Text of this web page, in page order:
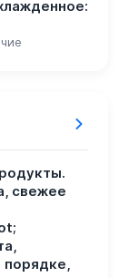
свежее
порядке,